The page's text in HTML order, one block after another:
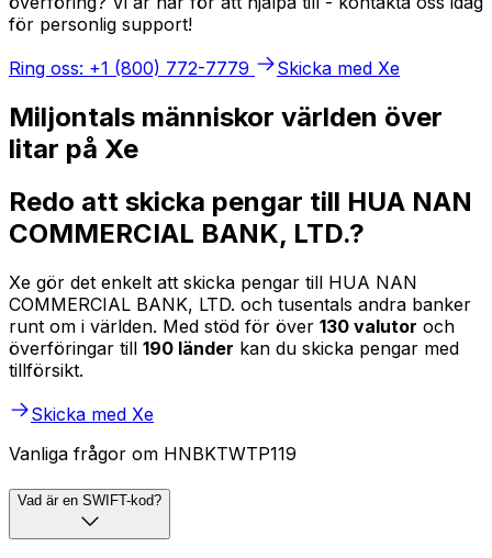
för personlig support!
Ring oss: +1 (800) 772-7779
Skicka med Xe
Miljontals människor världen över
litar på Xe
Redo att skicka pengar till HUA NAN
COMMERCIAL BANK, LTD.?
Xe gör det enkelt att skicka pengar till HUA NAN
COMMERCIAL BANK, LTD. och tusentals andra banker
runt om i världen. Med stöd för över 130 valutor och
överföringar till 190 länder kan du skicka pengar med
tillförsikt.
Skicka med Xe
Vanliga frågor om HNBKTWTP119
Vad är en SWIFT-kod?